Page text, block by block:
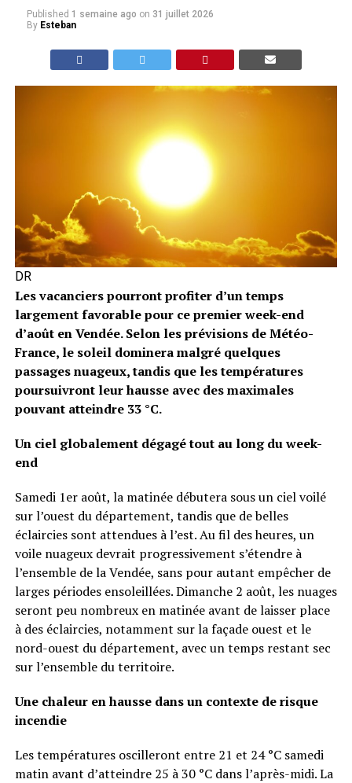
Published 1 semaine ago on 31 juillet 2026
By Esteban
DR
Les vacanciers pourront profiter d’un temps
largement favorable pour ce premier week-end
d’août en Vendée. Selon les prévisions de Météo-
France, le soleil dominera malgré quelques
passages nuageux, tandis que les températures
poursuivront leur hausse avec des maximales
pouvant atteindre 33 °C.
Un ciel globalement dégagé tout au long du week-
end
Samedi 1er août, la matinée débutera sous un ciel voilé
sur l’ouest du département, tandis que de belles
éclaircies sont attendues à l’est. Au fil des heures, un
voile nuageux devrait progressivement s’étendre à
l’ensemble de la Vendée, sans pour autant empêcher de
larges périodes ensoleillées. Dimanche 2 août, les nuages
seront peu nombreux en matinée avant de laisser place
à des éclaircies, notamment sur la façade ouest et le
nord-ouest du département, avec un temps restant sec
sur l’ensemble du territoire.
Une chaleur en hausse dans un contexte de risque
incendie
Les températures oscilleront entre 21 et 24 °C samedi
matin avant d’atteindre 25 à 30 °C dans l’après-midi. La